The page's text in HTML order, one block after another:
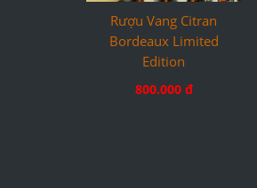
Rượu Vang Citran
Bordeaux Limited
Edition
800.000 đ